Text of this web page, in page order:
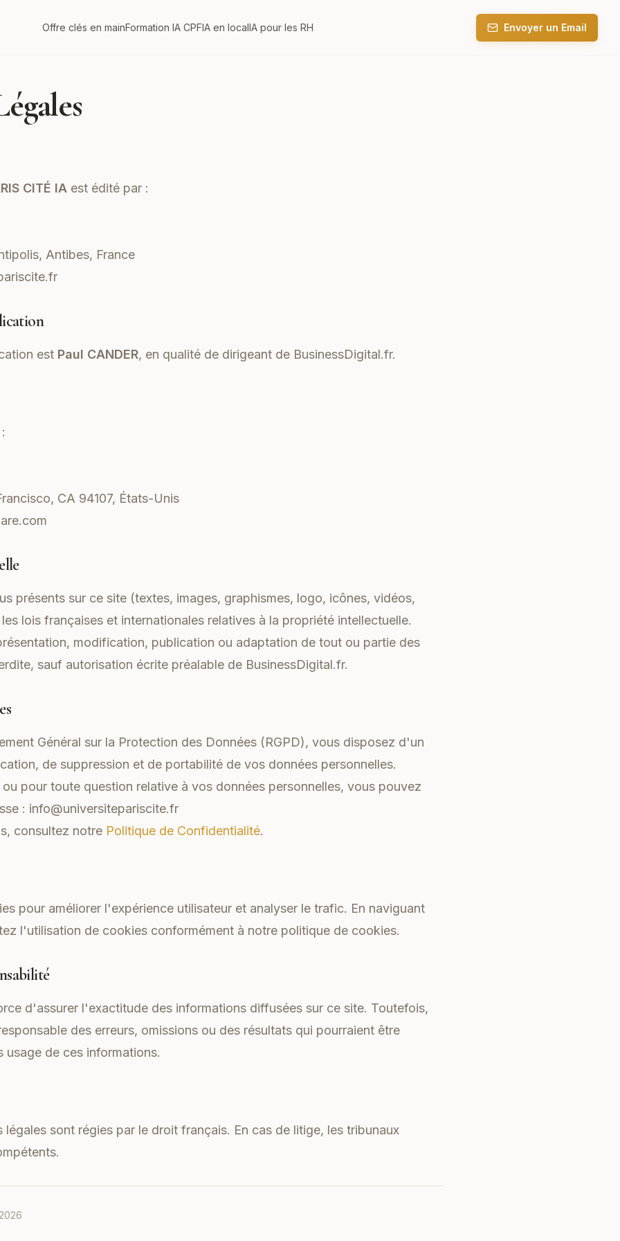
Offre clés en mainFormation IA CPFIA en localIA pour les RH Envoyer un Email
CITÉ IA est édité par :
Antibes, France
est Paul CANDER, en qualité de dirigeant de BusinessDigital.fr.
CA 94107, États-Unis
présents sur ce site (textes, images, graphismes, logo, icônes, vidéos,
lois françaises et internationales relatives à la propriété intellectuelle.
modification, publication ou adaptation de tout ou partie des
sauf autorisation écrite préalable de BusinessDigital.fr.
Général sur la Protection des Données (RGPD), vous disposez d'un
de suppression et de portabilité de vos données personnelles.
pour toute question relative à vos données personnelles, vous pouvez
: info@universitepariscite.fr
consultez notre Politique de Confidentialité.
pour améliorer l'expérience utilisateur et analyser le trafic. En naviguant
l'utilisation de cookies conformément à notre politique de cookies.
d'assurer l'exactitude des informations diffusées sur ce site. Toutefois,
des erreurs, omissions ou des résultats qui pourraient être
usage de ces informations.
légales sont régies par le droit français. En cas de litige, les tribunaux